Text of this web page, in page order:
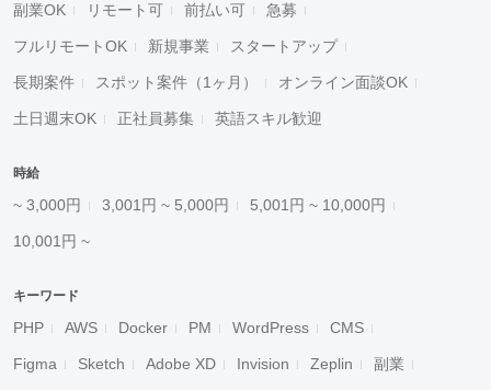
副業OK リモート可 前払い可 急募
フルリモートOK 新規事業 スタートアップ
長期案件 スポット案件（1ヶ月） オンライン面談OK
土日週末OK 正社員募集 英語スキル歓迎
時給
~ 3,000円 3,001円 ~ 5,000円 5,001円 ~ 10,000円
10,001円 ~
キーワード
PHP AWS Docker PM WordPress CMS
Figma Sketch Adobe XD Invision Zeplin 副業